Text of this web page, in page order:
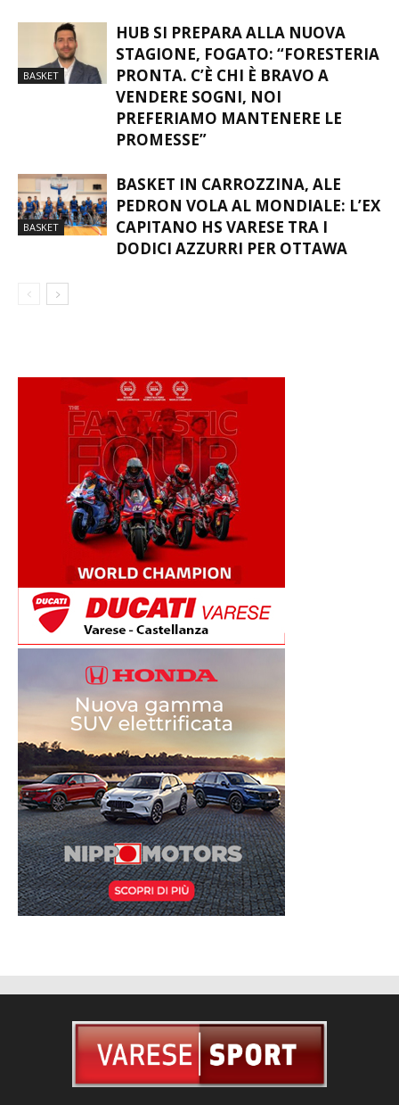
BASKET
HUB SI PREPARA ALLA NUOVA
STAGIONE, FOGATO: “FORESTERIA
PRONTA. C’È CHI È BRAVO A
VENDERE SOGNI, NOI
PREFERIAMO MANTENERE LE
PROMESSE”
BASKET
BASKET IN CARROZZINA, ALE
PEDRON VOLA AL MONDIALE: L’EX
CAPITANO HS VARESE TRA I
DODICI AZZURRI PER OTTAWA